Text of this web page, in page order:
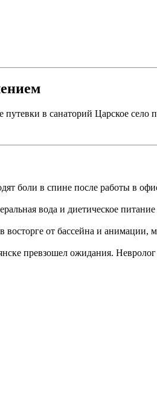
в санаторий Царское
боли в спине после работы в
вода и диетическое
восторге от бассейна и
превзошел ожидания.